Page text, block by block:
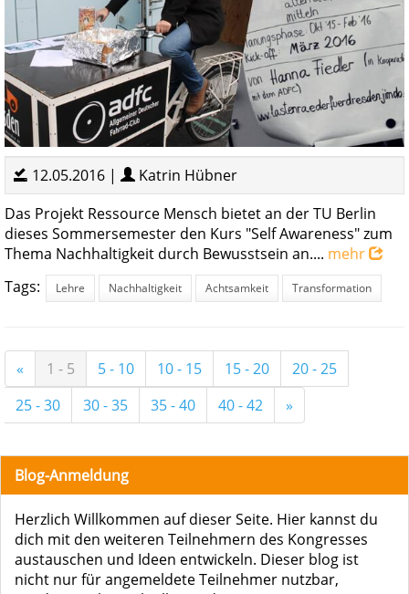
12.05.2016 |
Katrin Hübner
Das Projekt Ressource Mensch bietet an der TU Berlin
dieses Sommersemester den Kurs "Self Awareness" zum
Thema Nachhaltigkeit durch Bewusstsein an.... mehr
Tags:
Lehre Nachhaltigkeit Achtsamkeit Transformation
« 1 - 5 5 - 10 10 - 15 15 - 20
20 - 25
25 - 30
30 - 35 35 - 40 40 - 42 »
Blog-Anmeldung
Herzlich Willkommen auf dieser Seite. Hier kannst du
dich mit den weiteren Teilnehmern des Kongresses
austauschen und Ideen entwickeln. Dieser blog ist
nicht nur für angemeldete Teilnehmer nutzbar,